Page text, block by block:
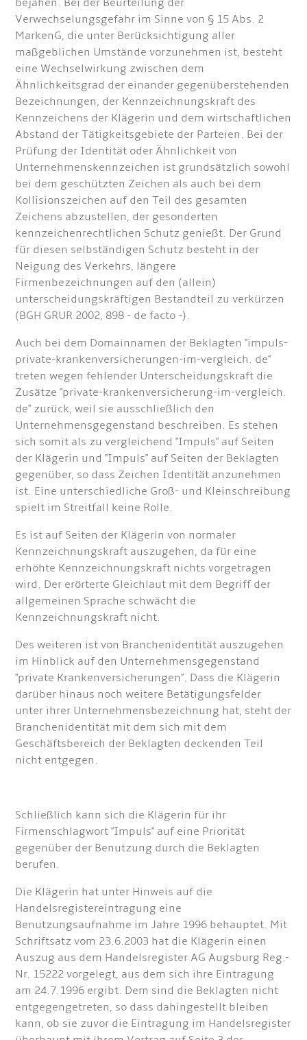
bejahen. Bei der Beurteilung der
Verwechselungsgefahr im Sinne von § 15 Abs. 2
MarkenG, die unter Berücksichtigung aller
maßgeblichen Umstände vorzunehmen ist, besteht
eine Wechselwirkung zwischen dem
Ähnlichkeitsgrad der einander gegenüberstehenden
Bezeichnungen, der Kennzeichnungskraft des
Kennzeichens der Klägerin und dem wirtschaftlichen
Abstand der Tätigkeitsgebiete der Parteien. Bei der
Prüfung der Identität oder Ähnlichkeit von
Unternehmenskennzeichen ist grundsätzlich sowohl
bei dem geschützten Zeichen als auch bei dem
Kollisionszeichen auf den Teil des gesamten
Zeichens abzustellen, der gesonderten
kennzeichenrechtlichen Schutz genießt. Der Grund
für diesen selbständigen Schutz besteht in der
Neigung des Verkehrs, längere
Firmenbezeichnungen auf den (allein)
unterscheidungskräftigen Bestandteil zu verkürzen
(BGH GRUR 2002, 898 - de facto -).
Auch bei dem Domainnamen der Beklagten "impuls-
private-krankenversicherungen-im-vergleich. de"
treten wegen fehlender Unterscheidungskraft die
Zusätze "private-krankenversicherung-im-vergleich.
de" zurück, weil sie ausschließlich den
Unternehmensgegenstand beschreiben. Es stehen
sich somit als zu vergleichend "Impuls" auf Seiten
der Klägerin und "Impuls" auf Seiten der Beklagten
gegenüber, so dass Zeichen Identität anzunehmen
ist. Eine unterschiedliche Groß- und Kleinschreibung
spielt im Streitfall keine Rolle.
Es ist auf Seiten der Klägerin von normaler
Kennzeichnungskraft auszugehen, da für eine
erhöhte Kennzeichnungskraft nichts vorgetragen
wird. Der erörterte Gleichlaut mit dem Begriff der
allgemeinen Sprache schwächt die
Kennzeichnungskraft nicht.
Des weiteren ist von Branchenidentität auszugehen
im Hinblick auf den Unternehmensgegenstand
"private Krankenversicherungen". Dass die Klägerin
darüber hinaus noch weitere Betätigungsfelder
unter ihrer Unternehmensbezeichnung hat, steht der
Branchenidentität mit dem sich mit dem
Geschäftsbereich der Beklagten deckenden Teil
nicht entgegen.
Schließlich kann sich die Klägerin für ihr
Firmenschlagwort "Impuls" auf eine Priorität
gegenüber der Benutzung durch die Beklagten
berufen.
Die Klägerin hat unter Hinweis auf die
Handelsregistereintragung eine
Benutzungsaufnahme im Jahre 1996 behauptet. Mit
Schriftsatz vom 23.6.2003 hat die Klägerin einen
Auszug aus dem Handelsregister AG Augsburg Reg.-
Nr. 15222 vorgelegt, aus dem sich ihre Eintragung
am 24.7.1996 ergibt. Dem sind die Beklagten nicht
entgegengetreten, so dass dahingestellt bleiben
kann, ob sie zuvor die Eintragung im Handelsregister